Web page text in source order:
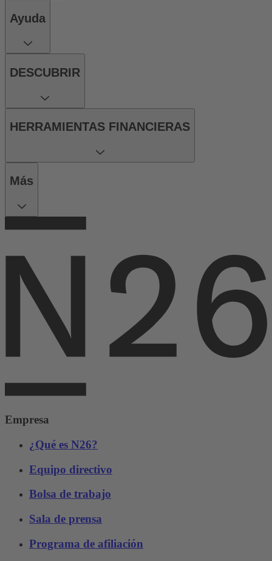
Ayuda
DESCUBRIR
HERRAMIENTAS FINANCIERAS
Más
Empresa
¿Qué es N26?
Equipo directivo
Bolsa de trabajo
Sala de prensa
Programa de afiliación